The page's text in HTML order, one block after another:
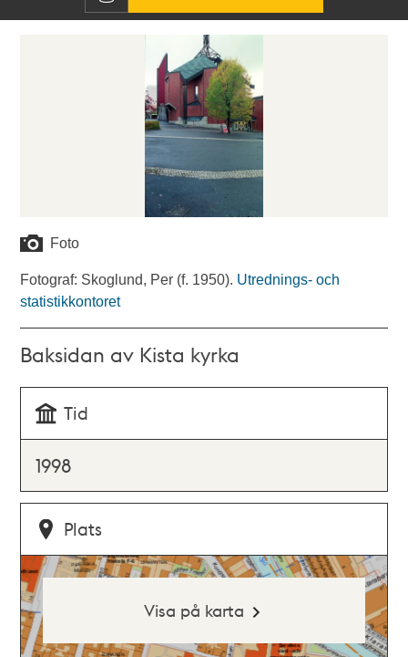
Foto
Fotograf: Skoglund, Per (f. 1950). Utrednings- och
statistikkontoret
Baksidan av Kista kyrka
Tid
1998
Plats
Visa på karta